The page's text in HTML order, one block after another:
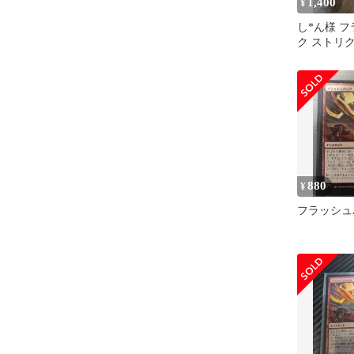
¥ 1,400
し*ん様 フ
ク ストリ
¥880
フラッシ